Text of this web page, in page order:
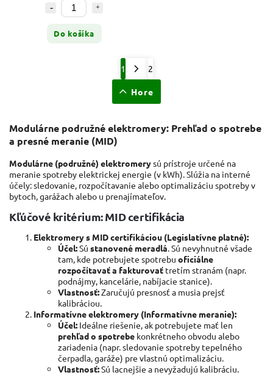
Do košíka
1 2
Hore
Modulárne podružné elektromery: Prehľad o spotrebe
a presné meranie (MID)
Modulárne (podružné) elektromerysú prístroje určené na
meranie spotreby elektrickej energie (v kWh). Slúžia na interné
účely: sledovanie, rozpočítavanie alebo optimalizáciu spotreby v
bytoch, garážach alebo u prenajímateľov.
Kľúčové kritérium: MID certifikácia
Elektromery s MID certifikáciou (Legislatívne platné):
Účel:Sú stanovené meradlá. Sú nevyhnutné všade
tam, kde potrebujete spotrebu oficiálne
rozpočítavať a fakturovať tretím stranám (napr.
podnájmy, kancelárie, nabíjacie stanice).
Vlastnosť:Zaručujú presnosť a musia prejsť
kalibráciou.
Informatívne elektromery (Informatívne meranie):
Účel: Ideálne riešenie, ak potrebujete mať len
prehľad o spotrebe konkrétneho obvodu alebo
zariadenia (napr. sledovanie spotreby tepelného
čerpadla, garáže) pre vlastnú optimalizáciu.
Vlastnosť:Sú lacnejšie a nevyžadujú kalibráciu.